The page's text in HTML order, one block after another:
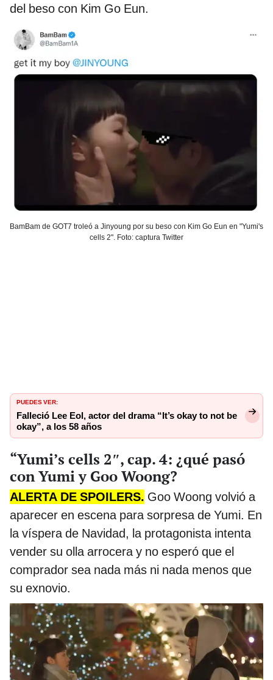
del beso con Kim Go Eun.
BamBam de GOT7 troleó a Jinyoung por su beso con Kim Go Eun en "Yumi's
cells 2". Foto: captura Twitter
PUEDES VER:
Falleció Lee Eol, actor del drama “It’s okay to not be
okay”, a los 58 años
“Yumi’s cells 2″, cap. 4: ¿qué pasó
con Yumi y Goo Woong?
ALERTA DE SPOILERS. Goo Woong volvió a
aparecer en escena para sorpresa de Yumi. En
la víspera de Navidad, la protagonista intenta
vender su olla arrocera y no esperó que el
comprador sea nada más ni nada menos que
su exnovio.